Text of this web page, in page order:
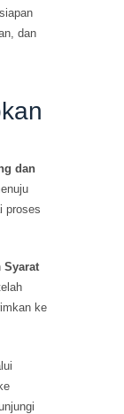
dan
dan
proses
Syarat
ke